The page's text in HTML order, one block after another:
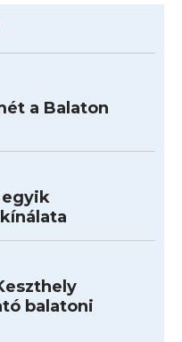
a Balaton
egyik
balatoni